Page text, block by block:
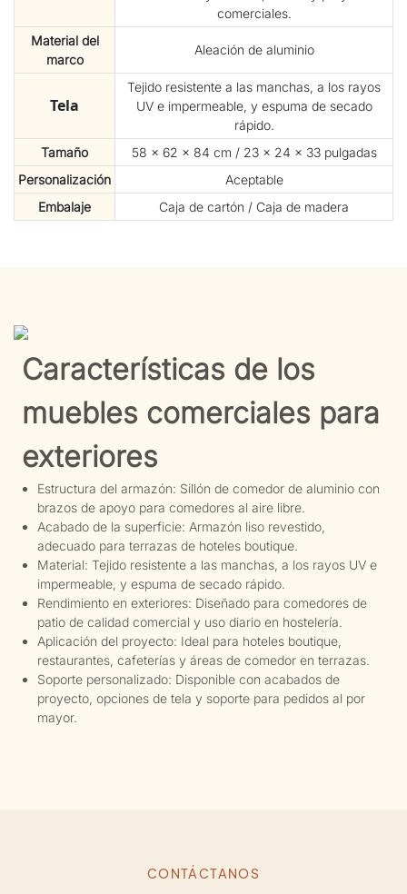
comerciales.
Material del
marco
Aleación de aluminio
Tela
Tejido resistente a las manchas, a los rayos
UV e impermeable, y espuma de secado
rápido.
Tamaño
58 × 62 × 84 cm / 23 × 24 × 33 pulgadas
Personalización
Aceptable
Embalaje
Caja de cartón / Caja de madera
Características de los
muebles comerciales para
exteriores
Estructura del armazón: Sillón de comedor de aluminio con
brazos de apoyo para comedores al aire libre.
Acabado de la superficie: Armazón liso revestido,
adecuado para terrazas de hoteles boutique.
Material: Tejido resistente a las manchas, a los rayos UV e
impermeable, y espuma de secado rápido.
Rendimiento en exteriores: Diseñado para comedores de
patio de calidad comercial y uso diario en hostelería.
Aplicación del proyecto: Ideal para hoteles boutique,
restaurantes, cafeterías y áreas de comedor en terrazas.
Soporte personalizado: Disponible con acabados de
proyecto, opciones de tela y soporte para pedidos al por
mayor.
CONTÁCTANOS